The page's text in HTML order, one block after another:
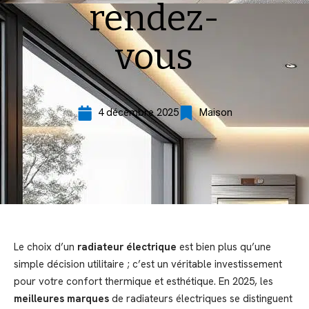
rendez-
vous
4 décembre 2025 Maison
Le choix d’un radiateur électrique est bien plus qu’une
simple décision utilitaire ; c’est un véritable investissement
pour votre confort thermique et esthétique. En 2025, les
meilleures marques de radiateurs électriques se distinguent